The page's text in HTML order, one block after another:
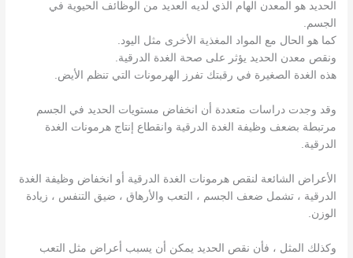
الحديد هو المعدن الهام الذي لديه العديد من الوظائف الحيوية في
الجسم.
كما هو الحال مع المواد المغذية الأخرى مثل اليود.
ونقص معدن الحديد يؤثر على صحة الغدة الدرقية.
هذه الغدة الصغيرة في رقبتك تفرز الهرمونات التي تنظم الأيض.
وقد وجدت دراسات متعددة أن انخفاض مستويات الحديد في الجسم
مرتبطة بضعف وظيفة الغدة الدرقية وانقطاع إنتاج هرمونات الغدة
الدرقية.
الأعراض الشائعة لنقص هرمونات الغدة الدرقية أو انخفاض وظيفة الغدة
الدرقية ، تشمل ضعف الجسم ، التعب والأرهاق ، ضيق التنفس ، زيادة
الوزن.
وكذلك المثل ، فأن نقص الحديد يمكن أن يسبب أعراض مثل التعب